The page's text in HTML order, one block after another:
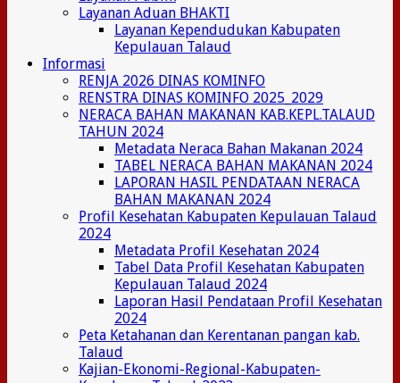
Layanan Aduan BHAKTI
Layanan Kependudukan Kabupaten
Kepulauan Talaud
Informasi
RENJA 2026 DINAS KOMINFO
RENSTRA DINAS KOMINFO 2025_2029
NERACA BAHAN MAKANAN KAB.KEPL.TALAUD
TAHUN 2024
Metadata Neraca Bahan Makanan 2024
TABEL NERACA BAHAN MAKANAN 2024
LAPORAN HASIL PENDATAAN NERACA
BAHAN MAKANAN 2024
Profil Kesehatan Kabupaten Kepulauan Talaud
2024
Metadata Profil Kesehatan 2024
Tabel Data Profil Kesehatan Kabupaten
Kepulauan Talaud 2024
Laporan Hasil Pendataan Profil Kesehatan
2024
Peta Ketahanan dan Kerentanan pangan kab.
Talaud
Kajian-Ekonomi-Regional-Kabupaten-